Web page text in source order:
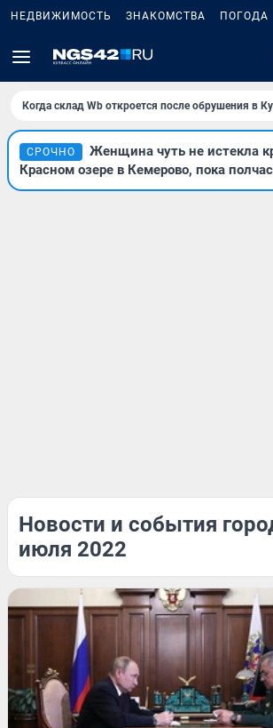
НЕДВИЖИМОСТЬ ЗНАКОМСТВА ПОГОДА
Когда склад Wb откроется после обрушения в
СРОЧНО
Женщина чуть не истекла
Красном озере в Кемерово, пока
Новости и события
июля 2022